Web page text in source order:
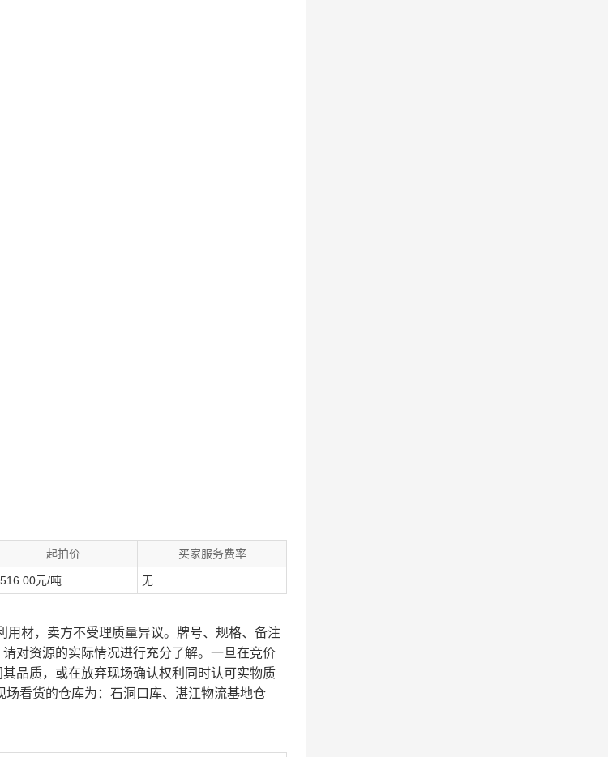
起拍价 买家服务费率
元/吨 无
材，卖方不受理质量异议。牌号、规格、备注
对资源的实际情况进行充分了解。一旦在竞价
品质，或在放弃现场确认权利同时认可实物质
看货的仓库为：石洞口库、湛江物流基地仓